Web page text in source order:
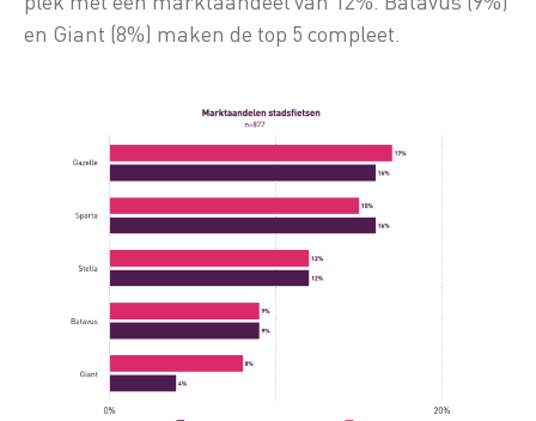
en Giant (8%) maken de top 5 compleet.